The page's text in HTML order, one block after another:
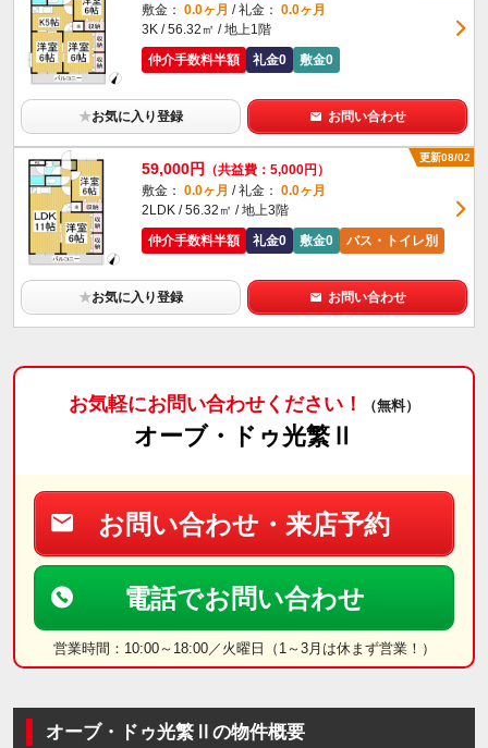
敷金： 0.0ヶ月 / 礼金： 0.0ヶ月
3K / 56.32㎡ / 地上1階
仲介手数料半額
礼金0 敷金0
★お気に入り登録 お問い合わせ
更新08/02
59,000円
（共益費：5,000円）
敷金： 0.0ヶ月 / 礼金： 0.0ヶ月
2LDK / 56.32㎡ / 地上3階
仲介手数料半額
礼金0 敷金0 バス・トイレ別
★お気に入り登録 お問い合わせ
お気軽にお問い合わせください！ （無料）
オーブ・ドゥ光繁Ⅱ
お問い合わせ・来店予約
電話でお問い合わせ
営業時間：10:00～18:00／火曜日（1～3月は休まず営業！）
オーブ・ドゥ光繁Ⅱの物件概要